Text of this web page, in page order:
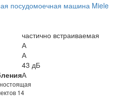
посудомоечная машина Miele
частично встраиваемая
А
А
43 дБ
А
14